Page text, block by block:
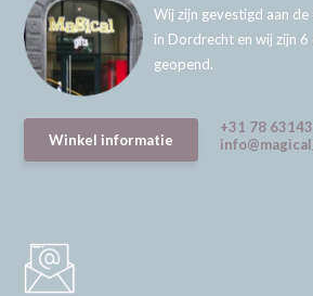
Wij zijn gevestigd aan
in Dordrecht en wij zijn 6
geopend.
Winkel informatie
+31 78